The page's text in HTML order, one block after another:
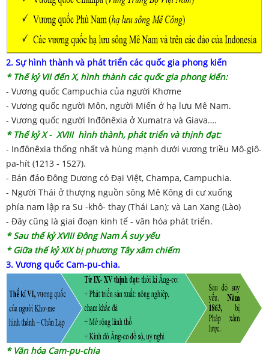
2. Sự hình thành và phát triển các quốc gia phong kiến
* Thế kỷ VII đến X, hình thành cácquốc giaphong kiến:
- Vương quốc Campuchia của người Khơme
- Vương quốc người Môn, người Miến ở hạ lưu Mê Nam.
- Vương quốc người Inđônêxia ở Xumatra và Giava….
* Thế kỷ X-XVIII hình thành, phát triển và thịnh đạt:
- Inđônêxia thống nhất và hùng mạnh dưới vương triều Mô-giô-
pa-hít (1213 - 1527).
- Bán đảo Đông Dương có Đại Việt, Champa, Campuchia.
- Người Thái ở thượng nguồn sông Mê Kông di cư xuống
phía nam lập ra Su -khô- thay (Thái Lan); và Lan Xang (Lào)
- Đây cũng là giai đoạn kinh tế - văn hóa phát triển.
*Sau thế kỷ XVIII Đông Nam Á suy yếu
* Giữa thế kỷ XIX bị phương Tâyxâm chiếm
3. Vương quốc Cam-pu-chia.
* Văn hóa Cam-pu-chia